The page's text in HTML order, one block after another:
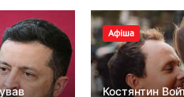
рідкісну
Афіша
Костянтин